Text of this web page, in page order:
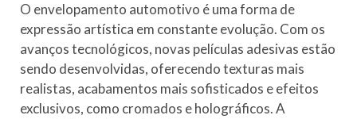
O envelopamento automotivo é uma forma de
expressão artística em constante evolução. Com os
avanços tecnológicos, novas películas adesivas estão
sendo desenvolvidas, oferecendo texturas mais
realistas, acabamentos mais sofisticados e efeitos
exclusivos, como cromados e holográficos. A